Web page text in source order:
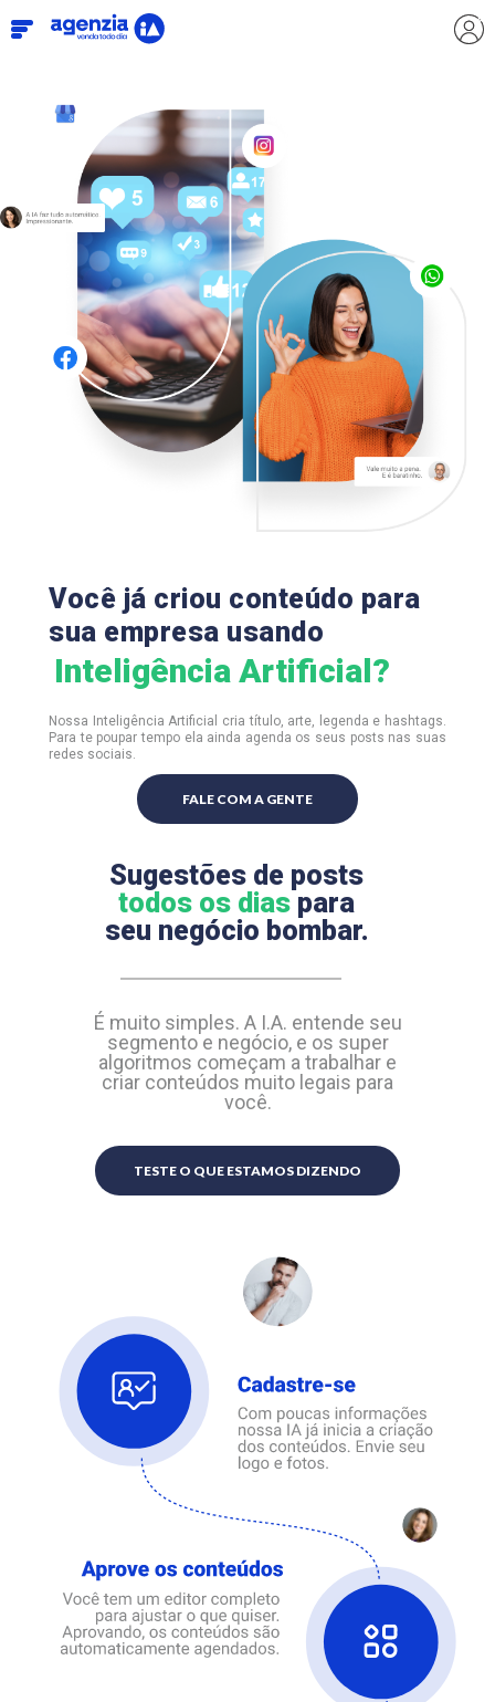
Você já criou conteúdo para
sua empresa usando
Inteligência Artificial?
Nossa Inteligência Artificial cria título, arte, legenda e hashtags.
Para te poupar tempo ela ainda agenda os seus posts nas suas
redes sociais.
FALE COM A GENTE
Sugestões de posts
todos os dias para
seu negócio bombar.
É muito simples. A I.A. entende seu
segmento e negócio, e os super
algoritmos começam a trabalhar e
criar conteúdos muito legais para
você.
TESTE O QUE ESTAMOS DIZENDO